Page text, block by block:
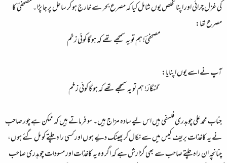
کی غزل چرائی اور اپنا تخلص یوں شامل کیا کہ مصرع بحر سے خارج ہو کر ساحل پر جا پڑا۔ مصحفیؔ کا
مصرع تھا:
مصحفیؔ! ہم تو یہ سمجھے تھے کہ ہو گا کوئی زخم
آپ نے اسے یوں اپنایا:
گنہگارؔ! ہم تو یہ سمجھے تھے کہ ہو گا کوئی زخم
جناب محمد علی چوہدری فلسفی ہیں اس لیے سادہ مزاج ہیں۔ سو فرماتے ہیں کہ ممکن ہے چور صاحب
نے یہ کاغذات بریف کیس میں سے نکال کر پھینک دیے ہوں اور کسی راہ چلتے کو مل گئے ہوں،
چنانچہ ان راہ چلتے صاحب سے بھی گزارش ہے کہ اگر وہ یہ کاغذات اور مسودات چوہدری صاحب